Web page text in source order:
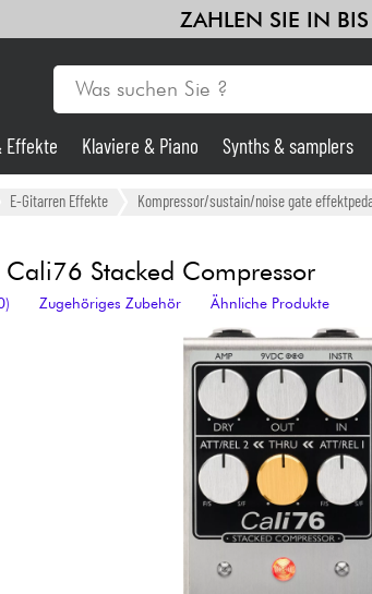
ZAHLEN SIE IN
Effekte Klaviere & Piano Synths & samplers
E-Gitarren Effekte Kompressor/sustain/noise gate
Stacked Compressor
Zugehöriges Zubehör Ähnliche Produkte